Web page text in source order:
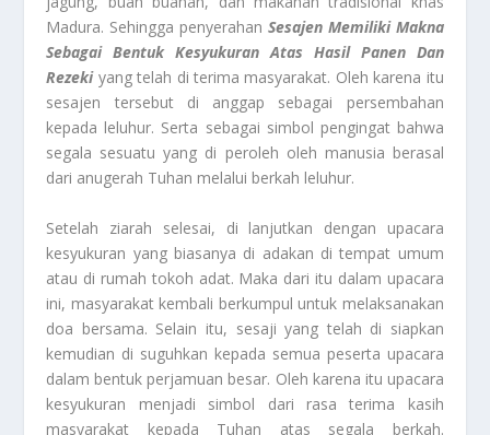
Madura. Sehingga penyerahan Sesajen Memiliki Makna
Sebagai Bentuk Kesyukuran Atas Hasil Panen Dan
Rezekiyang telah di terima masyarakat. Oleh karena itu
sesajen tersebut di anggap sebagai persembahan
kepada leluhur. Serta sebagai simbol pengingat bahwa
segala sesuatu yang di peroleh oleh manusia berasal
dari anugerah Tuhan melalui berkah leluhur.
Setelah ziarah selesai, di lanjutkan dengan upacara
kesyukuran yang biasanya di adakan di tempat umum
atau di rumah tokoh adat. Maka dari itu dalam upacara
ini, masyarakat kembali berkumpul untuk melaksanakan
doa bersama. Selain itu, sesaji yang telah di siapkan
kemudian di suguhkan kepada semua peserta upacara
dalam bentuk perjamuan besar. Oleh karena itu upacara
kesyukuran menjadi simbol dari rasa terima kasih
masyarakat kepada Tuhan atas segala berkah.